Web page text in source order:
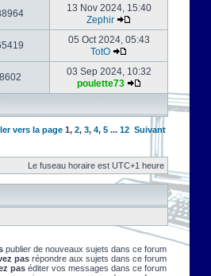
13 Nov 2024, 15:40
Zephir
05 Oct 2024, 05:43
TotO
03 Sep 2024, 10:32
poulette73
vers la page 1, 2, 3, 4, 5 ... 12 Suivant
Le fuseau horaire est UTC+1 heure
publier de nouveaux sujets dans ce forum
pas répondre aux sujets dans ce forum
pas éditer vos messages dans ce forum